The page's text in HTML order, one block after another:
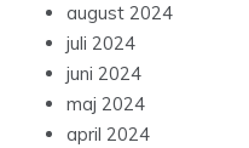
august 2024
juli 2024
juni 2024
maj 2024
april 2024